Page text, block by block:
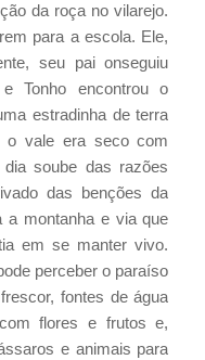
da roça no vilarejo.
para a escola. Ele,
seu pai onseguiu
Tonho encontrou o
estradinha de terra
o vale era seco com
soube das razões
das benções da
a montanha e via que
em se manter vivo.
perceber o paraíso
fontes de água
flores e frutos e,
e animais para